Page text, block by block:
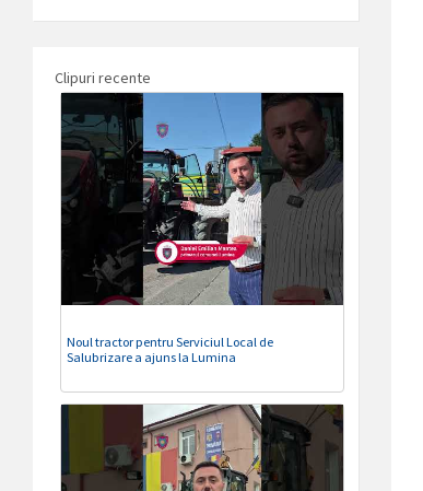
Clipuri recente
Noul tractor pentru Serviciul Local de
Salubrizare a ajuns la Lumina